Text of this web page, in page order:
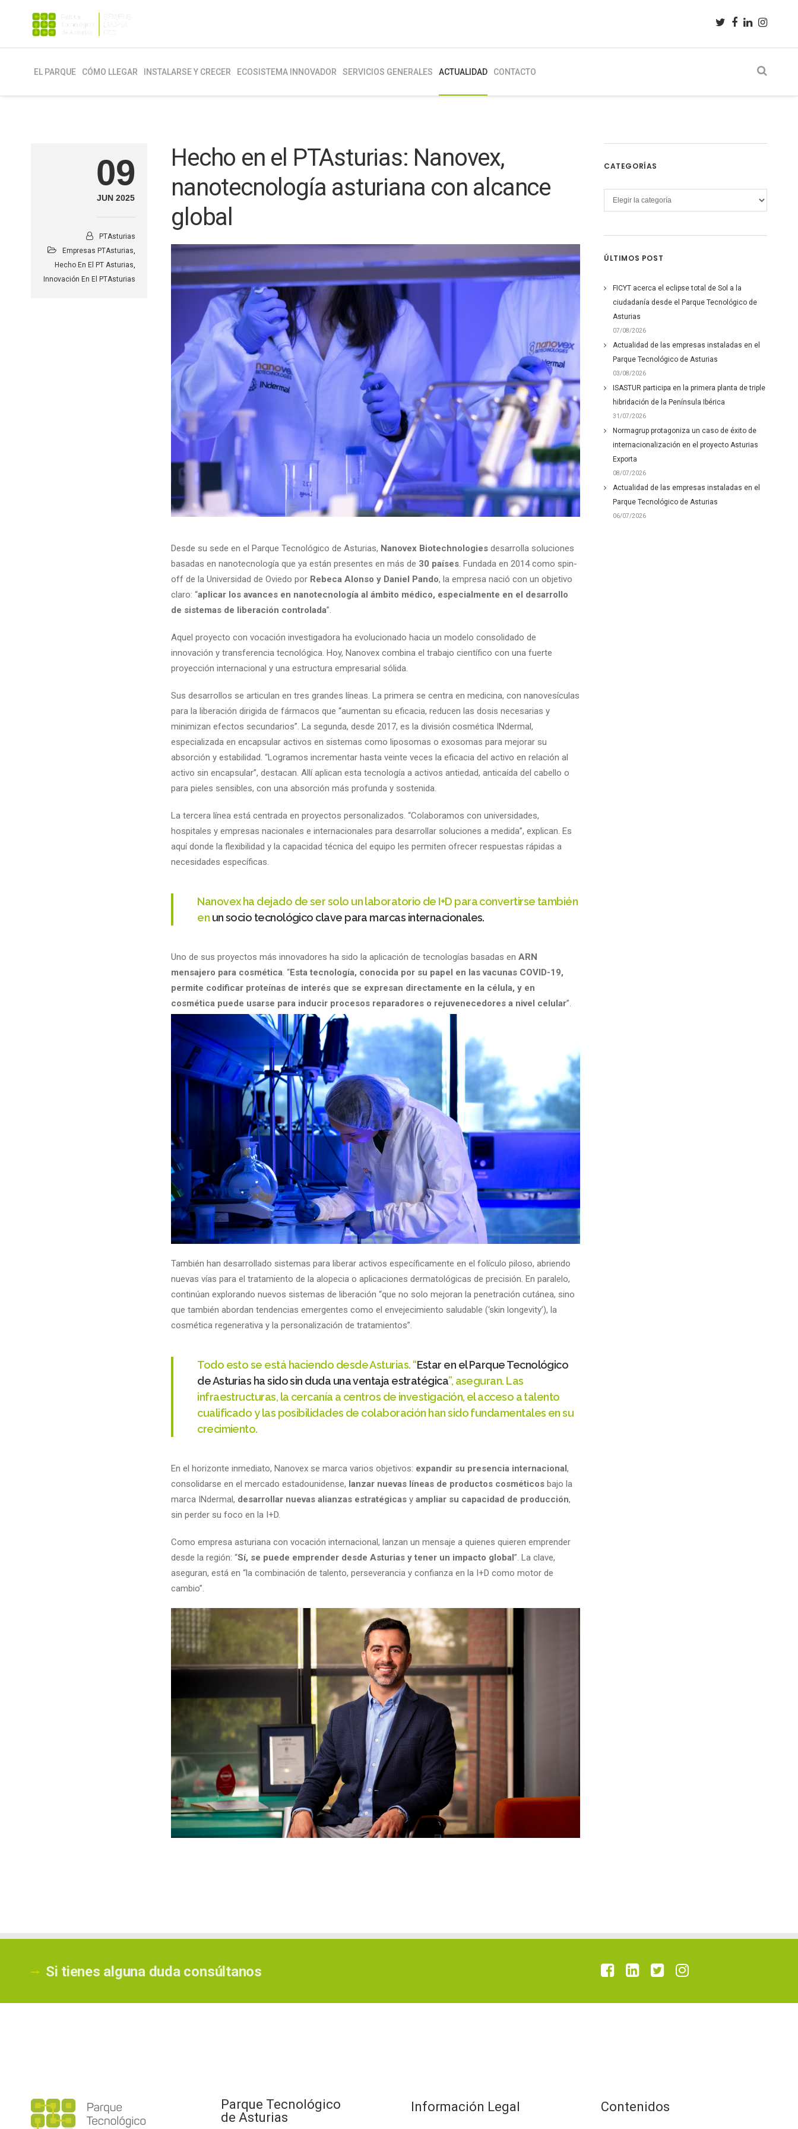
EL PARQUE CÓMO LLEGAR INSTALARSE Y CRECER ECOSISTEMA INNOVADOR SERVICIOS GENERALES ACTUALIDAD CONTACTO
09
JUN 2025
PTAsturias
Empresas PTAsturias,
Hecho En El PT Asturias,
Innovación En El PTAsturias
Hecho en el PTAsturias: Nanovex,
nanotecnología asturiana con alcance
global
Desde su sede en el Parque Tecnológico de Asturias, Nanovex Biotechnologies desarrolla soluciones
basadas en nanotecnología que ya están presentes en más de 30 países. Fundada en 2014 como spin-
off de la Universidad de Oviedo por Rebeca Alonso y Daniel Pando, la empresa nació con un objetivo
claro: “aplicar los avances en nanotecnología al ámbito médico, especialmente en el desarrollo
de sistemas de liberación controlada”.
Aquel proyecto con vocación investigadora ha evolucionado hacia un modelo consolidado de
innovación y transferencia tecnológica. Hoy, Nanovex combina el trabajo científico con una fuerte
proyección internacional y una estructura empresarial sólida.
Sus desarrollos se articulan en tres grandes líneas. La primera se centra en medicina, con nanovesículas
para la liberación dirigida de fármacos que “aumentan su eficacia, reducen las dosis necesarias y
minimizan efectos secundarios”. La segunda, desde 2017, es la división cosmética INdermal,
especializada en encapsular activos en sistemas como liposomas o exosomas para mejorar su
absorción y estabilidad. “Logramos incrementar hasta veinte veces la eficacia del activo en relación al
activo sin encapsular”, destacan. Allí aplican esta tecnología a activos antiedad, anticaída del cabello o
para pieles sensibles, con una absorción más profunda y sostenida.
La tercera línea está centrada en proyectos personalizados. “Colaboramos con universidades,
hospitales y empresas nacionales e internacionales para desarrollar soluciones a medida”, explican. Es
aquí donde la flexibilidad y la capacidad técnica del equipo les permiten ofrecer respuestas rápidas a
necesidades específicas.
Nanovex ha dejado de ser solo un laboratorio de I+D para convertirse también
en un socio tecnológico clave para marcas internacionales.
Uno de sus proyectos más innovadores ha sido la aplicación de tecnologías basadas enARN
mensajero para cosmética. “Esta tecnología, conocida por su papel en las vacunas COVID-19,
permite codificar proteínas de interés que se expresan directamente en la célula, y en
cosmética puede usarse para inducir procesos reparadores o rejuvenecedores a nivel celular”.
También han desarrollado sistemas para liberar activos específicamente en el folículo piloso, abriendo
nuevas vías para el tratamiento de la alopecia o aplicaciones dermatológicas de precisión. En paralelo,
continúan explorando nuevos sistemas de liberación “que no solo mejoran la penetración cutánea, sino
que también abordan tendencias emergentes como el envejecimiento saludable (‘skin longevity’), la
cosmética regenerativa y la personalización de tratamientos”.
Todo esto se está haciendo desde Asturias. “Estar en el Parque Tecnológico
de Asturias ha sido sin duda una ventaja estratégica”, aseguran. Las
infraestructuras, la cercanía a centros de investigación, el acceso a talento
cualificado y las posibilidades de colaboración han sido fundamentales en su
crecimiento.
En el horizonte inmediato, Nanovex se marca varios objetivos: expandir su presencia internacional,
consolidarse en el mercado estadounidense, lanzar nuevas líneas de productos cosméticos bajo la
marca INdermal, desarrollar nuevas alianzas estratégicas yampliar su capacidad de producción,
sin perder su foco en la I+D.
Como empresa asturiana con vocación internacional, lanzan un mensaje a quienes quieren emprender
desde la región: “Sí, se puede emprender desde Asturias y tener un impacto global”. La clave,
aseguran, está en “la combinación de talento, perseverancia y confianza en la I+D como motor de
cambio”.
CATEGORÍAS
Categorías
ÚLTIMOS POST
FICYT acerca el eclipse total de Sol a la
ciudadanía desde el Parque Tecnológico de
Asturias
07/08/2026
Actualidad de las empresas instaladas en el
Parque Tecnológico de Asturias
03/08/2026
ISASTUR participa en la primera planta de triple
hibridación de la Península Ibérica
31/07/2026
Normagrup protagoniza un caso de éxito de
internacionalización en el proyecto Asturias
Exporta
08/07/2026
Actualidad de las empresas instaladas en el
Parque Tecnológico de Asturias
06/07/2026
Si tienes alguna duda consúltanos
Parque Tecnológico
de Asturias
Información Legal Contenidos